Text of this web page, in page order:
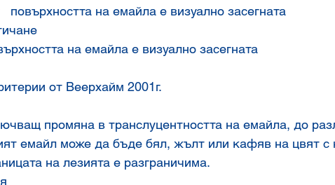
повърхността на емайла е визуално засегната
на емайла е визуално засегната
Критерии от Веерхайм 2001г.
промяна в транслуцентността на емайла, до
емайл може да бъде бял, жълт или кафяв на цвят
на лезията е разграничима.